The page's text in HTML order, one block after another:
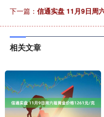
下一篇： 信通实盘 11月9日周
相关文章